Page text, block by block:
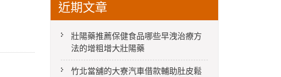
近期文章
壯陽藥推薦保健食品哪些早洩治療方
法的增粗增大壯陽藥
竹北當舖的大寮汽車借款輔助肚皮鬆